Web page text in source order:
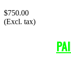
$750.00
(Excl. tax)